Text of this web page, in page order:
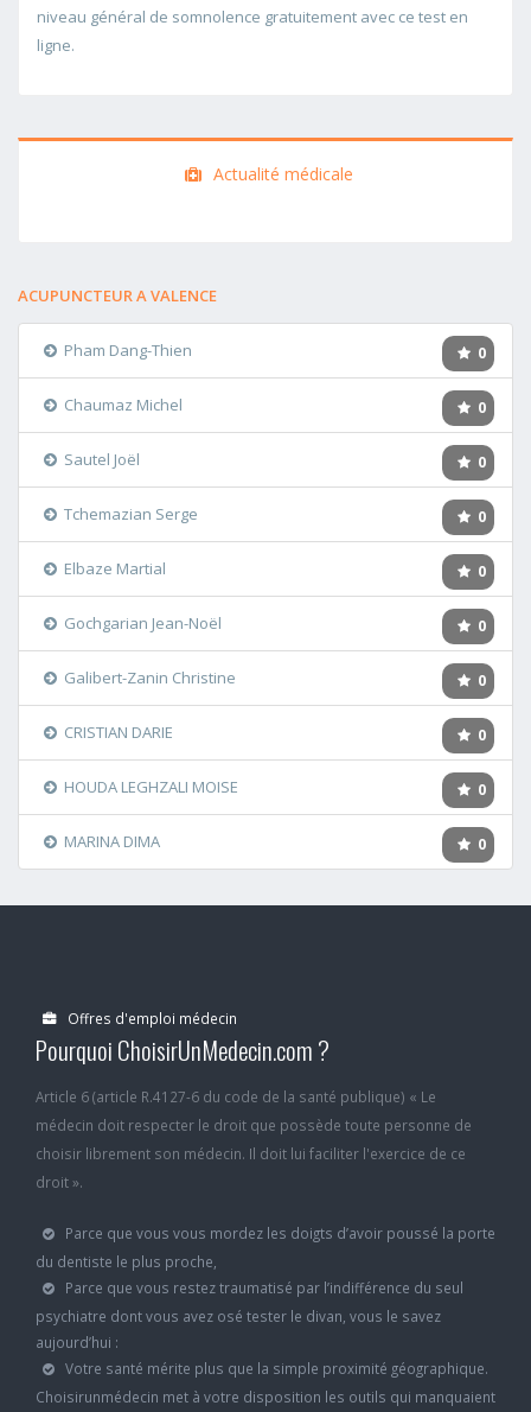
niveau général de somnolence gratuitement avec ce test en
ligne.
Actualité médicale
ACUPUNCTEUR A VALENCE
0
Pham Dang-Thien
0
Chaumaz Michel
0
Sautel Joël
0
Tchemazian Serge
0
Elbaze Martial
0
Gochgarian Jean-Noël
0
Galibert-Zanin Christine
0
CRISTIAN DARIE
0
HOUDA LEGHZALI MOISE
0
MARINA DIMA
Offres d'emploi médecin
Pourquoi ChoisirUnMedecin.com ?
Article 6 (article R.4127-6 du code de la santé publique) « Le
médecin doit respecter le droit que possède toute personne de
choisir librement son médecin. Il doit lui faciliter l'exercice de ce
droit ».
Parce que vous vous mordez les doigts d’avoir poussé la porte
du dentiste le plus proche,
Parce que vous restez traumatisé par l’indifférence du seul
psychiatre dont vous avez osé tester le divan, vous le savez
aujourd’hui :
Votre santé mérite plus que la simple proximité géographique.
Choisirunmédecin met à votre disposition les outils qui manquaient